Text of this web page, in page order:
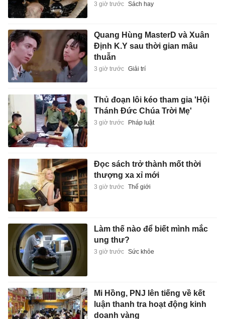
3 giờ trước Sách hay
Quang Hùng MasterD và Xuân
Định K.Y sau thời gian mâu
thuẫn
3 giờ trước Giải trí
Thủ đoạn lôi kéo tham gia 'Hội
Thánh Đức Chúa Trời Mẹ'
3 giờ trước Pháp luật
Đọc sách trở thành mốt thời
thượng xa xỉ mới
3 giờ trước Thế giới
Làm thế nào để biết mình mắc
ung thư?
3 giờ trước Sức khỏe
Mi Hồng, PNJ lên tiếng về kết
luận thanh tra hoạt động kinh
doanh vàng